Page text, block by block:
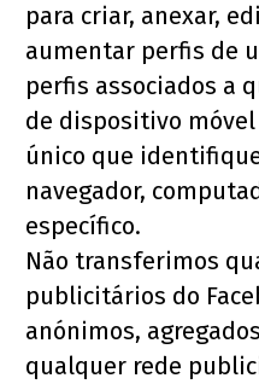
para criar, anexar,
aumentar perfis de
perfis associados a
de dispositivo
único que
navegador,
específico.
Não transferimos
publicitários do
anónimos,
qualquer rede